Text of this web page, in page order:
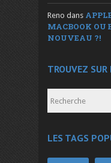
Reno dans
MACBOOK OU
NOUVEAU ?!
TROUVEZ SUR
LES TAGS